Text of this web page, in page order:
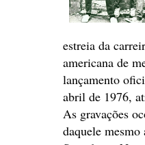
estreia da
americana de
lançamento
abril de 1976,
As gravações
daquele